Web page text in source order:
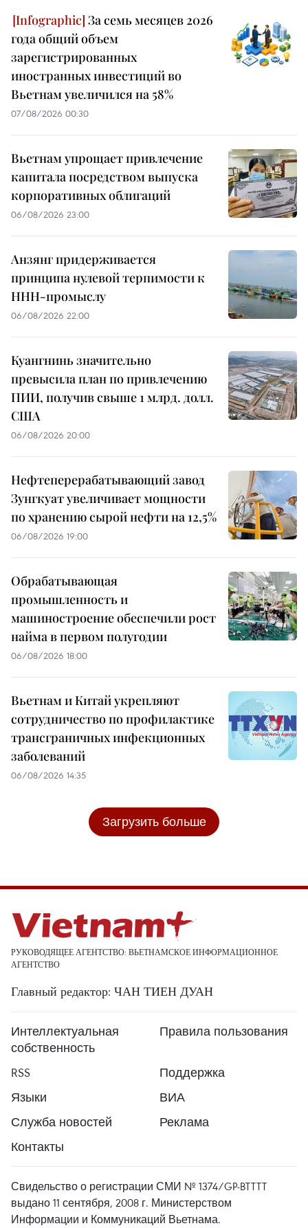
За семь месяцев 2026
года общий объем
зарегистрированных
иностранных инвестиций во
Вьетнам увеличился на 58%
07/08/2026 00:30
Вьетнам упрощает привлечение
капитала посредством выпуска
корпоративных облигаций
06/08/2026 23:00
Анзянг придерживается
принципа нулевой терпимости к
ННН-промыслу
06/08/2026 22:00
Куангнинь значительно
превысила план по привлечению
ПИИ, получив свыше 1 млрд. долл.
США
06/08/2026 20:00
Нефтеперерабатывающий завод
Зунгкуат увеличивает мощности
по хранению сырой нефти на 12,5%
06/08/2026 19:00
Обрабатывающая
промышленность и
машиностроение обеспечили рост
найма в первом полугодии
06/08/2026 18:00
Вьетнам и Китай укрепляют
сотрудничество по профилактике
трансграничных инфекционных
заболеваний
06/08/2026 14:35
Загрузить больше
РУКОВОДЯЩЕЕ АГЕНТСТВО: ВЬЕТНАМСКОЕ ИНФОРМАЦИОННОЕ
АГЕНТСТВО
Главный редактор: ЧАН ТИЕН ДУАН
Интеллектуальная
собственность
Правила пользования
RSS
Поддержка
Языки
ВИА
Служба новостей
Реклама
Контакты
Свидельство о регистрации СМИ № 1374/GP-BTTTT
выдано 11 сентября, 2008 г. Министерством
Информации и Коммуникаций Вьетнама.